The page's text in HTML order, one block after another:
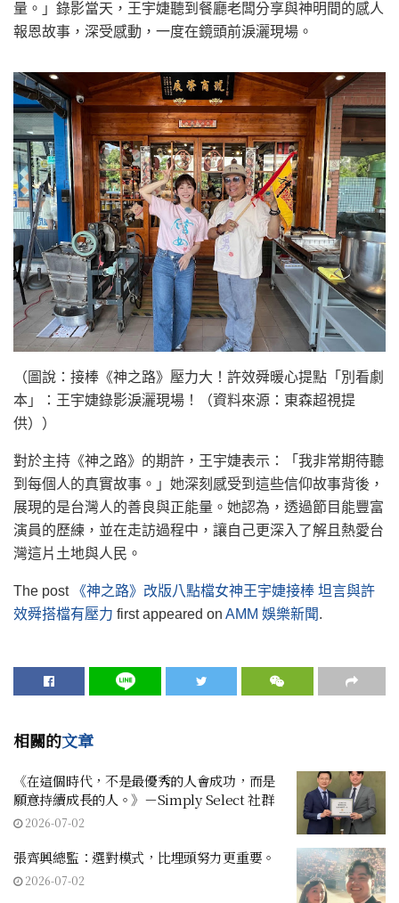
量。」錄影當天，王宇婕聽到餐廳老闆分享與神明間的感人
報恩故事，深受感動，一度在鏡頭前淚灑現場。
（圖說：接棒《神之路》壓力大！許效舜暖心提點「別看劇
本」：王宇婕錄影淚灑現場！（資料來源：東森超視提
供））
對於主持《神之路》的期許，王宇婕表示：「我非常期待聽
到每個人的真實故事。」她深刻感受到這些信仰故事背後，
展現的是台灣人的善良與正能量。她認為，透過節目能豐富
演員的歷練，並在走訪過程中，讓自己更深入了解且熱愛台
灣這片土地與人民。
The post
《神之路》改版八點檔女神王宇婕接棒 坦言與許
效舜搭檔有壓力 first appeared on AMM 娛樂新聞.
相關的文章
《在這個時代，不是最優秀的人會成功，而是
願意持續成長的人。》－Simply Select 社群
2026-07-02
張齊興總監：選對模式，比埋頭努力更重要。
2026-07-02